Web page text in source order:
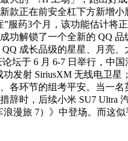
新款正在前安全杠下方新增
服药3个月，该功能估计将
功解锁了一个全新的 QQ 品
成长品级的星星、月亮、
论坛于 6 月 6-7 日举行，中
功发射 SiriusXM 无线电卫星
、各环节的组考平安。当一
辞时，后续小米 SU7 Ultra
浪漫旅 7）》中登场。而这